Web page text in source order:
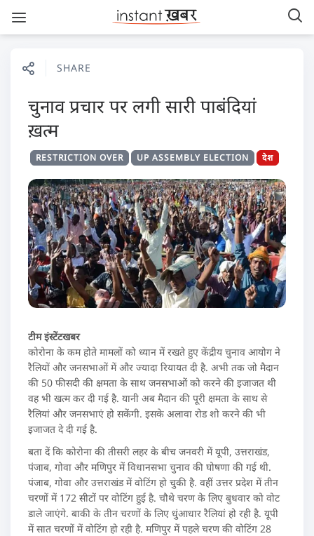
SHARE
चुनाव प्रचार पर लगी सारी पाबंदियां
ख़त्म
RESTRICTION OVER UP ASSEMBLY ELECTION देश
टीम इंस्टेंटखबर
कोरोना के कम होते मामलों को ध्यान में रखते हुए केंद्रीय चुनाव आयोग ने
रैलियों और जनसभाओं में और ज्यादा रियायत दी है. अभी तक जो मैदान
की 50 फीसदी की क्षमता के साथ जनसभाओं को करने की इजाजत थी
वह भी खत्म कर दी गई है. यानी अब मैदान की पूरी क्षमता के साथ से
रैलियां और जनसभाएं हो सकेंगी. इसके अलावा रोड शो करने की भी
इजाजत दे दी गई है.
बता दें कि कोरोना की तीसरी लहर के बीच जनवरी में यूपी, उत्तराखंड,
पंजाब, गोवा और मणिपुर में विधानसभा चुनाव की घोषणा की गई थी.
पंजाब, गोवा और उत्तराखंड में वोटिंग हो चुकी है. वहीं उत्तर प्रदेश में तीन
चरणों में 172 सीटों पर वोटिंग हुई है. चौथे चरण के लिए बुधवार को वोट
डाले जाएंगे. बाकी के तीन चरणों के लिए धुंआधार रैलियां हो रही है. यूपी
में सात चरणों में वोटिंग हो रही है. मणिपुर में पहले चरण की वोटिंग 28